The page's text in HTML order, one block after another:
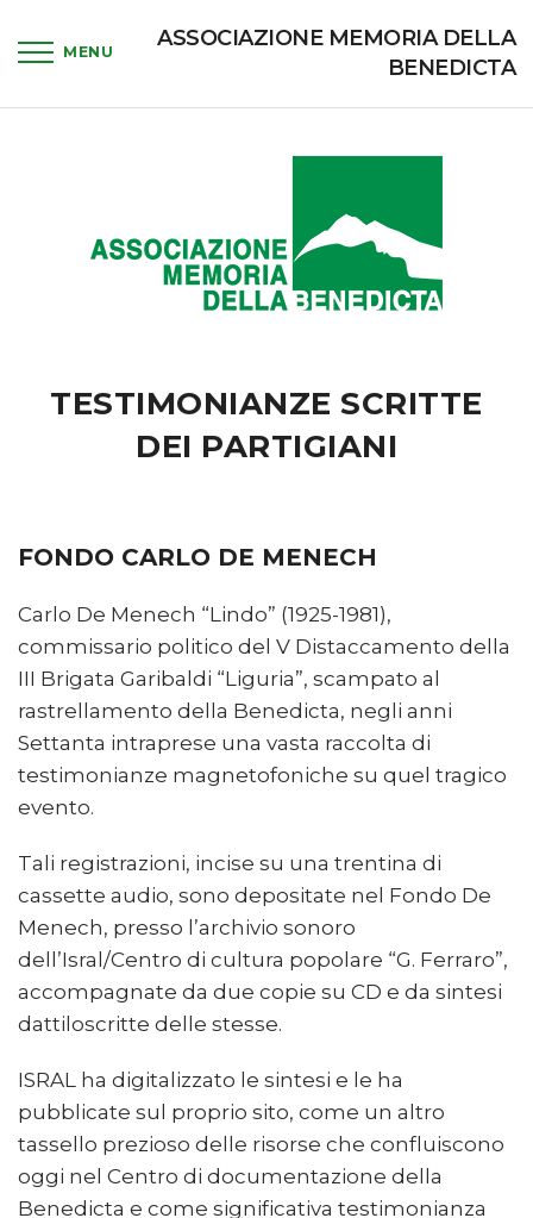
ASSOCIAZIONE MEMORIA DELLA
BENEDICTA
TESTIMONIANZE SCRITTE
DEI PARTIGIANI
FONDO CARLO DE MENECH
Carlo De Menech “Lindo” (1925-1981),
commissario politico del V Distaccamento della
III Brigata Garibaldi “Liguria”, scampato al
rastrellamento della Benedicta, negli anni
Settanta intraprese una vasta raccolta di
testimonianze magnetofoniche su quel tragico
evento.
Tali registrazioni, incise su una trentina di
cassette audio, sono depositate nel Fondo De
Menech, presso l’archivio sonoro
dell’Isral/Centro di cultura popolare “G. Ferraro”,
accompagnate da due copie su CD e da sintesi
dattiloscritte delle stesse.
ISRAL ha digitalizzato le sintesi e le ha
pubblicate sul proprio sito, come un altro
tassello prezioso delle risorse che confluiscono
oggi nel Centro di documentazione della
Benedicta e come significativa testimonianza